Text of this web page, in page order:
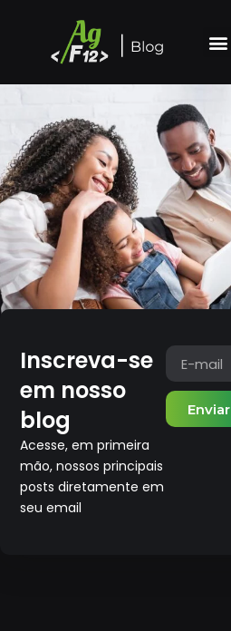
Inscreva-se
em nosso
blog
Acesse, em primeira
mão, nossos principais
posts diretamente em
seu email
Enviar